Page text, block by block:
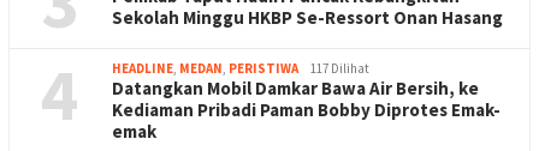
Sekolah Minggu HKBP Se-Ressort Onan Hasang
4 HEADLINE MEDAN PERISTIWA 117 Dilihat
Datangkan Mobil Damkar Bawa Air Bersih, ke
Kediaman Pribadi Paman Bobby Diprotes Emak-
emak